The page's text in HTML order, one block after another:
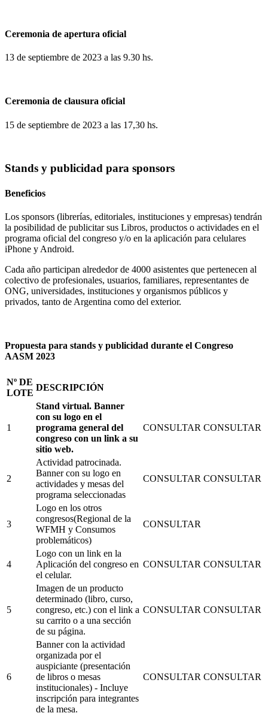
Ceremonia de apertura oficial
13 de septiembre de 2023 a las 9.30 hs.
Ceremonia de clausura oficial
15 de septiembre de 2023 a las 17,30 hs.
Stands y publicidad para sponsors
Beneficios
Los sponsors (librerías, editoriales, instituciones y empresas) tendrán
la posibilidad de publicitar sus Libros, productos o actividades en el
programa oficial del congreso y/o en la aplicación para celulares
iPhone y Android.
Cada año participan alrededor de 4000 asistentes que pertenecen al
colectivo de profesionales, usuarios, familiares, representantes de
ONG, universidades, instituciones y organismos públicos y
privados, tanto de Argentina como del exterior.
Propuesta para stands y publicidad durante el Congreso
AASM 2023
Nº DE
LOTE
DESCRIPCIÓN
1
Stand virtual. Banner
con su logo en el
programa general del
congreso con un link a su
sitio web.
CONSULTAR CONSULTAR
2
Actividad patrocinada.
Banner con su logo en
actividades y mesas del
programa seleccionadas
CONSULTAR CONSULTAR
3
Logo en los otros
congresos(Regional de la
WFMH y Consumos
problemáticos)
CONSULTAR
4
Logo con un link en la
Aplicación del congreso en
el celular.
CONSULTAR CONSULTAR
5
Imagen de un producto
determinado (libro, curso,
congreso, etc.) con el link a
su carrito o a una sección
de su página.
CONSULTAR CONSULTAR
6
Banner con la actividad
organizada por el
auspiciante (presentación
de libros o mesas
institucionales) - Incluye
inscripción para integrantes
de la mesa.
CONSULTAR CONSULTAR